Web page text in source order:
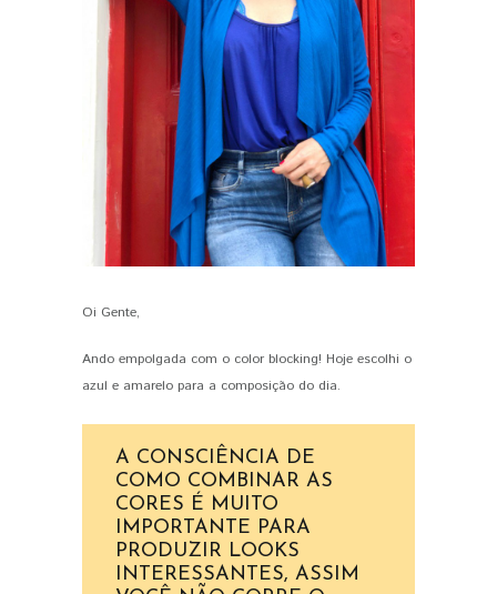
Oi Gente,
Ando empolgada com o color blocking! Hoje escolhi o
azul e amarelo para a composição do dia.
A CONSCIÊNCIA DE
COMO COMBINAR AS
CORES É MUITO
IMPORTANTE PARA
PRODUZIR LOOKS
INTERESSANTES, ASSIM